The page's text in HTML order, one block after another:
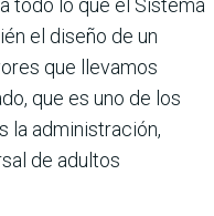
todo lo que el Sistema
el diseño de un
que llevamos
que es uno de los
la administración,
de adultos